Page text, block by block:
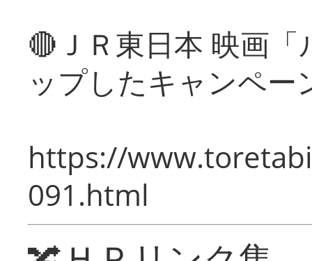
🔴ＪＲ東日本 映画
ップしたキャンペー
https://
091.html